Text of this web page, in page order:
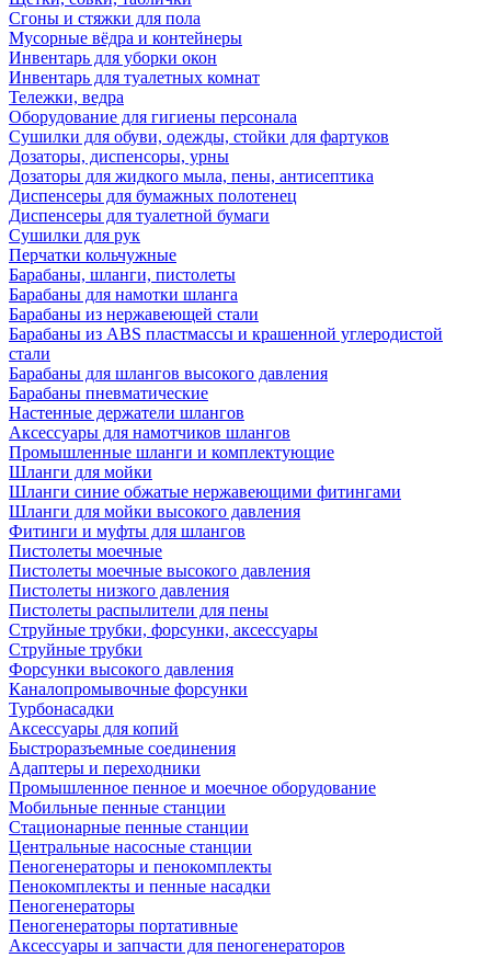
Сгоны и стяжки для пола
Мусорные вёдра и контейнеры
Инвентарь для уборки окон
Инвентарь для туалетных комнат
Тележки, ведра
Оборудование для гигиены персонала
Сушилки для обуви, одежды, стойки для фартуков
Дозаторы, диспенсоры, урны
Дозаторы для жидкого мыла, пены, антисептика
Диспенсеры для бумажных полотенец
Диспенсеры для туалетной бумаги
Сушилки для рук
Перчатки кольчужные
Барабаны, шланги, пистолеты
Барабаны для намотки шланга
Барабаны из нержавеющей стали
Барабаны из ABS пластмассы и крашенной углеродистой
стали
Барабаны для шлангов высокого давления
Барабаны пневматические
Настенные держатели шлангов
Аксессуары для намотчиков шлангов
Промышленные шланги и комплектующие
Шланги для мойки
Шланги синие обжатые нержавеющими фитингами
Шланги для мойки высокого давления
Фитинги и муфты для шлангов
Пистолеты моечные
Пистолеты моечные высокого давления
Пистолеты низкого давления
Пистолеты распылители для пены
Струйные трубки, форсунки, аксессуары
Струйные трубки
Форсунки высокого давления
Каналопромывочные форсунки
Турбонасадки
Аксессуары для копий
Быстроразъемные соединения
Адаптеры и переходники
Промышленное пенное и моечное оборудование
Мобильные пенные станции
Стационарные пенные станции
Центральные насосные станции
Пеногенераторы и пенокомплекты
Пенокомплекты и пенные насадки
Пеногенераторы
Пеногенераторы портативные
Аксессуары и запчасти для пеногенераторов